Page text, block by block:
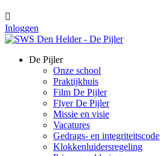

Inloggen
De Pijler
Onze school
Praktijkhuis
Film De Pijler
Flyer De Pijler
Missie en visie
Vacatures
Gedrags- en integriteitscode
Klokkenluidersregeling